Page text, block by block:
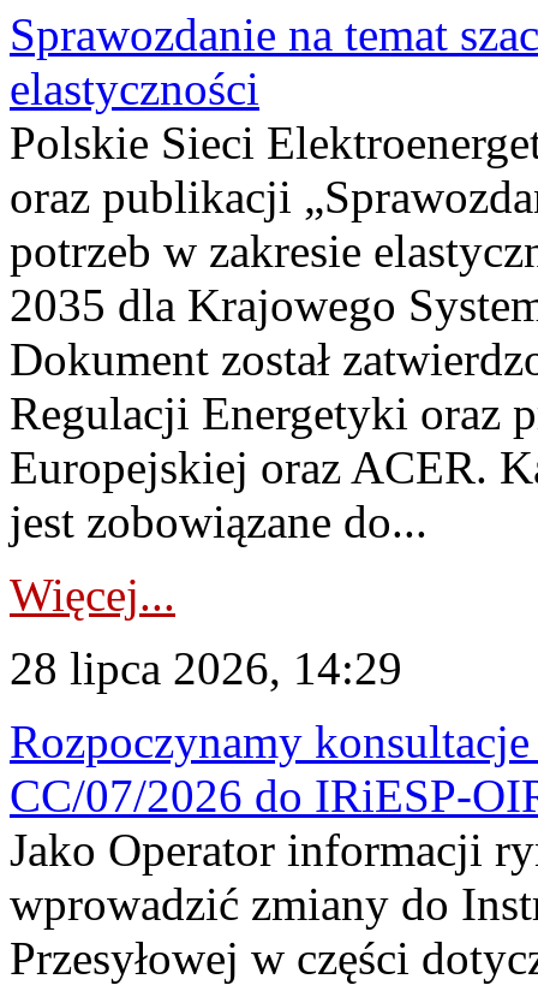
Sprawozdanie na temat
elastyczności
Polskie Sieci
oraz publikacji
potrzeb w zakresie
2035 dla Krajowego
Dokument został
Regulacji Energetyki oraz
Europejskiej oraz ACER.
jest zobowiązane do...
Więcej...
28 lipca 2026, 14:29
Rozpoczynamy
CC/07/2026 do IRiESP-
Jako Operator informacji
wprowadzić zmiany do
Przesyłowej w części